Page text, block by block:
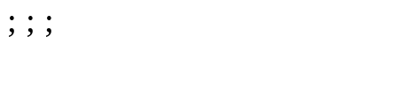
; ; ;